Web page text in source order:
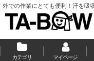
外での作業にとても便利！汗を吸
カテゴリ マイページ